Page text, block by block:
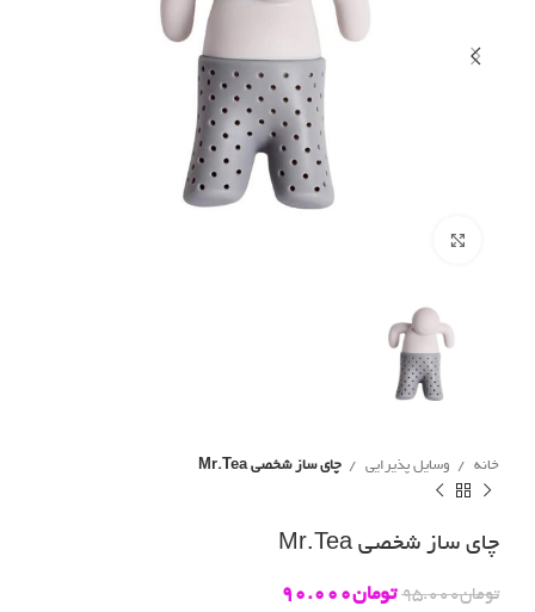
خانه وسایل پذیرایی چای ساز شخصی Mr.Tea
چای ساز شخصی Mr.Tea
تومان95.000 تومان90.000